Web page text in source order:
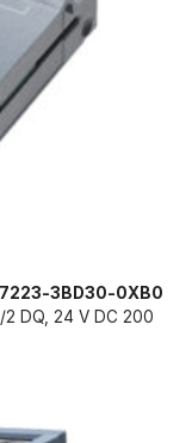
3BD30-0XB0
2 DQ, 24 V DC 200